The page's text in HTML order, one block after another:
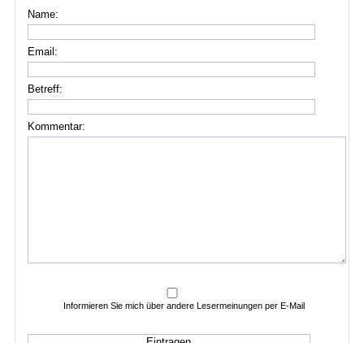
Name:
Email:
Betreff:
Kommentar:
Informieren Sie mich über andere Lesermeinungen per E-Mail